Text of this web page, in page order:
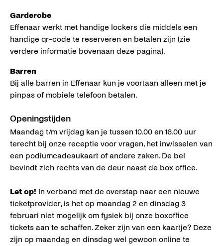
Garderobe
Effenaar werkt met handige lockers die middels een
handige qr-code te reserveren en betalen zijn (zie
verdere informatie bovenaan deze pagina).
Barren
Bij alle barren in Effenaar kun je voortaan alleen met je
pinpas of mobiele telefoon betalen.
Openingstijden
Maandag t/m vrijdag kan je tussen 10.00 en 16.00 uur
terecht bij onze receptie voor vragen, het inwisselen van
een podiumcadeaukaart of andere zaken. De bel
bevindt zich rechts van de deur naast de box office.
Let op! In verband met de overstap naar een nieuwe
ticketprovider, is het op maandag 2 en dinsdag 3
februari niet mogelijk om fysiek bij onze boxoffice
tickets aan te schaffen. Zeker zijn van een kaartje? Deze
zijn op maandag en dinsdag wel gewoon online te